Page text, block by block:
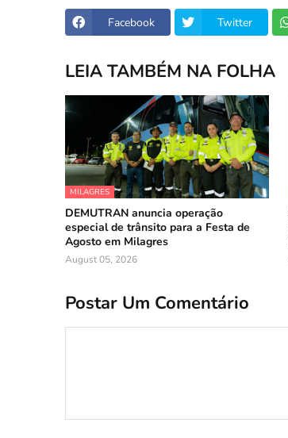
Facebook Twitter
LEIA TAMBÉM NA FOLHA
MILAGRES
DEMUTRAN anuncia operação
especial de trânsito para a Festa de
Agosto em Milagres
August 05, 2026
Postar Um Comentário